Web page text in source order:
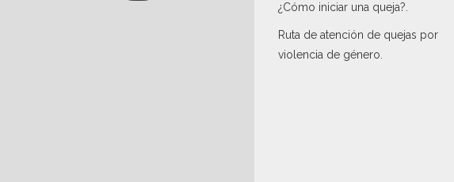
¿Cómo iniciar una queja?
Ruta de atención de quejas por
violencia de género